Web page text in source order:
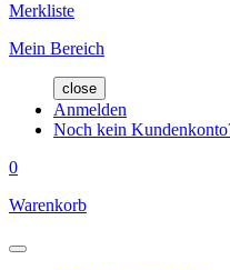
Merkliste
Mein Bereich
close
Anmelden
Noch kein
0
Warenkorb